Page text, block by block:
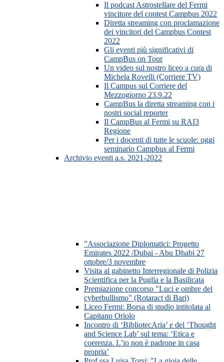
Il podcast Astrostellare del Fermi
vincitore del contest Campbus 2022
Diretta streaming con proclamazione
dei vincitori del Campbus Contest
2022
Gli eventi più significativi di
CampBus on Tour
Un video sul nostro liceo a cura di
Michela Rovelli (Corriere TV)
Il Campus sul Corriere del
Mezzogiorno 23.9.22
CampBus la diretta streaming con i
nostri social reporter
Il CampBus al Fermi su RAI3
Regione
Per i docenti di tutte le scuole: oggi
seminario Campbus al Fermi
Archivio eventi a.s. 2021-2022
"Associazione Diplomatici: Progetto
Emirates 2022 /Dubai - Abu Dhabi 27
ottobre/3 novembre
Visita al gabinetto Interregionale di Polizia
Scientifica per la Puglia e la Basilicata
Premiazione concorso "Luci e ombre del
cyberbullismo" (Rotaract di Bari)
Liceo Fermi: Borsa di studio intitolata al
Capitano Oriolo
Incontro di ‘BibliotecAria’ e del ‘Thought
and Science Lab’ sul tema: ‘Etica e
coerenza. L’io non è padrone in casa
propria’